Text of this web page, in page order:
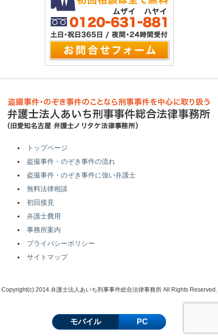
トップページ
盗撮事件・のぞき事件の流れ
盗撮事件・のぞき事件に強い弁護士
無料法律相談
初回接見
弁護士費用
事務所案内
プライバシーポリシー
サイトマップ
Copyright(c) 2014 弁護士法人あいち刑事事件総合法律事務所 All Rights Reserved.
モバイル PC